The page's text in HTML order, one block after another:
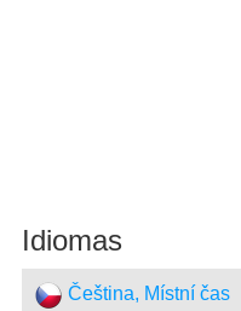
Idiomas
Čeština, Místní čas